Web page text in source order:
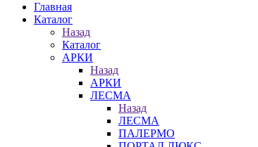
Главная
Каталог
Назад
Каталог
АРКИ
Назад
АРКИ
ЛЕСМА
Назад
ЛЕСМА
ПАЛЕРМО